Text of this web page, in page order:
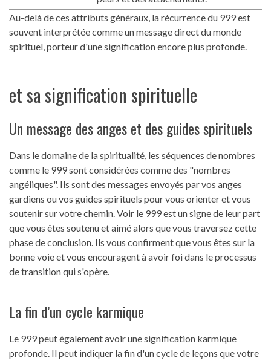
Au-delà de ces attributs généraux, la récurrence du 999 est
souvent interprétée comme un message direct du monde
spirituel, porteur d'une signification encore plus profonde.
et sa signification spirituelle
Un message des anges et des guides spirituels
Dans le domaine de la spiritualité, les séquences de nombres
comme le 999 sont considérées comme des "nombres
angéliques". Ils sont des messages envoyés par vos anges
gardiens ou vos guides spirituels pour vous orienter et vous
soutenir sur votre chemin. Voir le 999 est un signe de leur part
que vous êtes soutenu et aimé alors que vous traversez cette
phase de conclusion. Ils vous confirment que vous êtes sur la
bonne voie et vous encouragent à avoir foi dans le processus
de transition qui s'opère.
La fin d’un cycle karmique
Le 999 peut également avoir une signification karmique
profonde. Il peut indiquer la fin d'un cycle de leçons que votre